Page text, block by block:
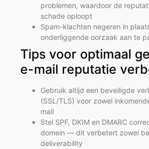
problemen, waardoor de
schade oploopt
Spam-klachten negeren in
onderliggende oorzaak aan te
Tips voor optimaal
e-mail reputatie
Gebruik altijd een beveiligde
(SSL/TLS) voor zowel
mail
Stel SPF, DKIM en DMARC
domein — dit verbetert zowel
deliverability